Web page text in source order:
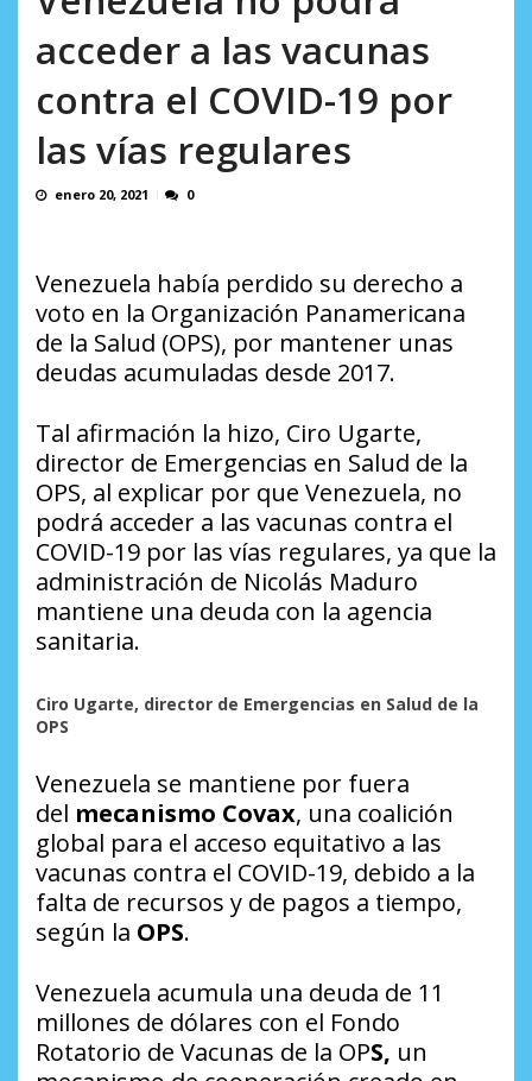
acceder a las vacunas
contra el COVID-19 por
las vías regulares
enero 20, 2021 0
Venezuela había perdido su derecho a
voto en la Organización Panamericana
de la Salud (OPS), por mantener unas
deudas acumuladas desde 2017.
Tal afirmación la hizo, Ciro Ugarte,
director de Emergencias en Salud de la
OPS, al explicar por que Venezuela, no
podrá acceder a las vacunas contra el
COVID-19 por las vías regulares, ya que la
administración de Nicolás Maduro
mantiene una deuda con la agencia
sanitaria.
Ciro Ugarte, director de Emergencias en Salud de la
OPS
Venezuela se mantiene por fuera
del mecanismo Covax, una coalición
global para el acceso equitativo a las
vacunas contra el COVID-19, debido a la
falta de recursos y de pagos a tiempo,
según la OPS.
Venezuela acumula una deuda de 11
millones de dólares con el Fondo
Rotatorio de Vacunas de la OPS, un